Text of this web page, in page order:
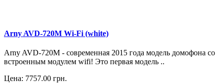
Arny AVD-720M Wi-Fi (white)
Arny AVD-720M - современная 2015 года модель домофона со
встроенным модулем wifi! Это первая модель ..
Цена: 7757.00 грн.